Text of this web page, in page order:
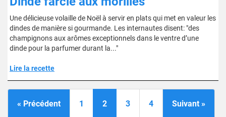
Une délicieuse volaille de Noël à servir en plats qui met en valeur les
dindes de manière si gourmande. Les internautes disent: "des
champignons aux arômes exceptionnels dans le ventre d’une
dinde pour la parfumer durant la..."
Lire la recette
« Précédent 1 2 3 4 Suivant »